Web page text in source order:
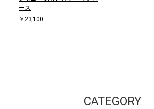
ース
￥23,100
CATEGORY